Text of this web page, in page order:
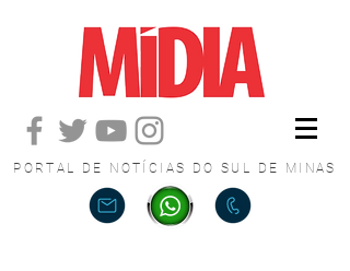
PORTAL DE NOTÍCIAS DO SUL DE MINAS